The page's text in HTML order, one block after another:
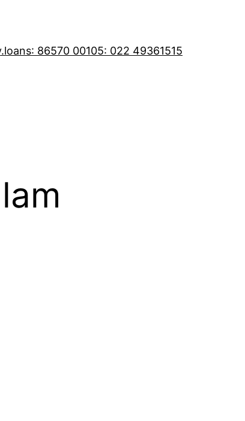
: 86570 00105: 022 49361515